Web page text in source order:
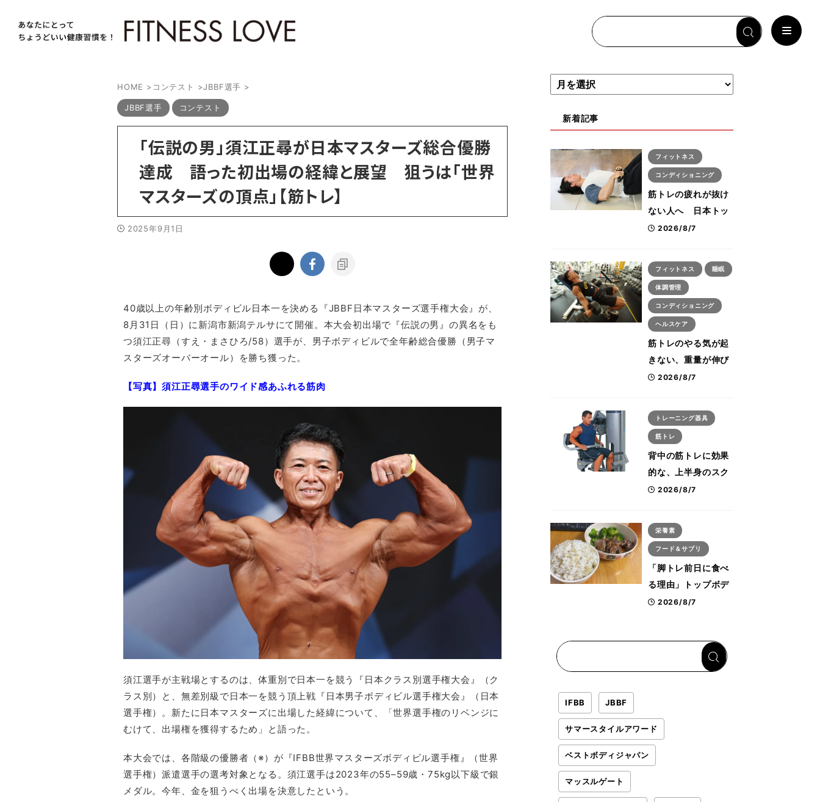
HOME > コンテスト >JBBF選手 >
JBBF選手 コンテスト
「伝説の男」須江正尋が日本マスターズ総合優勝
達成 語った初出場の経緯と展望 狙うは「世界
マスターズの頂点」【筋トレ】
2025年9月1日
40歳以上の年齢別ボディビル日本一を決める『JBBF日本マスターズ選手権大会』が、
8月31日（日）に新潟市新潟テルサにて開催。本大会初出場で『伝説の男』の異名をも
つ須江正尋（すえ・まさひろ/58）選手が、男子ボディビルで全年齢総合優勝（男子マ
スターズオーバーオール）を勝ち獲った。
【写真】須江正尋選手のワイド感あふれる筋肉
須江選手が主戦場とするのは、体重別で日本一を競う『日本クラス別選手権大会』（ク
ラス別）と、無差別級で日本一を競う頂上戦『日本男子ボディビル選手権大会』（日本
選手権）。新たに日本マスターズに出場した経緯について、「世界選手権のリベンジに
むけて、出場権を獲得するため」と語った。
本大会では、各階級の優勝者（※）が『IFBB世界マスターズボディビル選手権』（世界
選手権）派遣選手の選考対象となる。須江選手は2023年の55–59歳・75kg以下級で銀
メダル。今年、金を狙うべく出場を決意したという。
新着記事
フィットネス
コンディショニング
筋トレの疲れが抜け
ない人へ 日本トッ
プボディビルダー・
る「回復習慣」
2026/8/7
フィットネス 睡眠
体調管理
コンディショニング
ヘルスケア
筋トレのやる気が起
きない、重量が伸び
ない ボディビル世
える食事・睡眠・呼
吸の整え方
2026/8/7
トレーニング器具
筋トレ
背中の筋トレに効果
的な、上半身のスク
ワットとも言われた
ス・プルオーバーマ
シン”とは？
2026/8/7
栄養素
フード＆サプリ
「脚トレ前日に食べ
る理由」トップボデ
ィビルダーが愛用す
2026/8/7
IFBB JBBF
サマースタイルアワード
ベストボディジャパン
マッスルゲート